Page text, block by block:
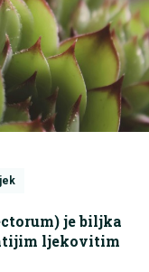
je biljka
ljekovitim